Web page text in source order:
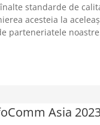
Heat Detection
Deterrence Access
Partnership
standarde de
acesteia la
parteneriatele
Asia